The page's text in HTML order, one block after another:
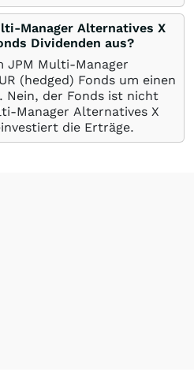
Manager Alternatives X
Dividenden aus?
JPM Multi-Manager
(hedged) Fonds um einen
Nein, der Fonds ist nicht
Manager Alternatives X
die Erträge.